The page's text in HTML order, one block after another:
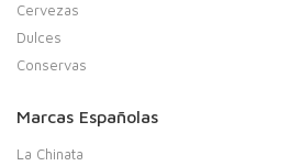
Cervezas
Dulces
Conservas
Marcas Españolas
La Chinata